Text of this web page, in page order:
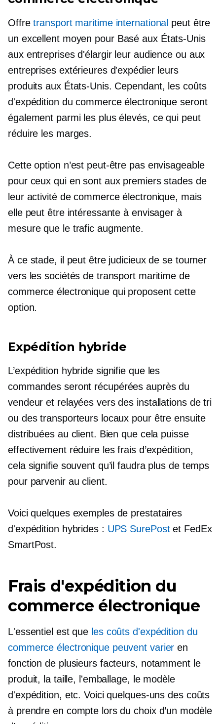
Offretransport maritime international peut être
un excellent moyen pour Basé aux États-Unis
aux entreprises d'élargir leur audience ou aux
entreprises extérieures d'expédier leurs
produits aux États-Unis. Cependant, les coûts
d'expédition du commerce électronique seront
également parmi les plus élevés, ce qui peut
réduire les marges.
Cette option n’est peut-être pas envisageable
pour ceux qui en sont aux premiers stades de
leur activité de commerce électronique, mais
elle peut être intéressante à envisager à
mesure que le trafic augmente.
À ce stade, il peut être judicieux de se tourner
vers les sociétés de transport maritime de
commerce électronique qui proposent cette
option.
Expédition hybride
L’expédition hybride signifie que les
commandes seront récupérées auprès du
vendeur et relayées vers des installations de tri
ou des transporteurs locaux pour être ensuite
distribuées au client. Bien que cela puisse
effectivement réduire les frais d’expédition,
cela signifie souvent qu’il faudra plus de temps
pour parvenir au client.
Voici quelques exemples de prestataires
d'expédition hybrides : UPS SurePostet FedEx
SmartPost.
Frais d'expédition du
commerce électronique
L'essentiel est que les coûts d'expédition du
commerce électronique peuvent varier en
fonction de plusieurs facteurs, notamment le
produit, la taille, l'emballage, le modèle
d'expédition, etc. Voici quelques-uns des coûts
à prendre en compte lors du choix d’un modèle